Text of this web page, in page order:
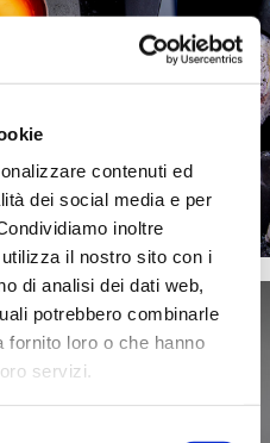
contenuti ed
dei social media e per
inoltre
il nostro sito con i
di analisi dei dati web,
potrebbero combinarle
fornito loro o che hanno
servizi.